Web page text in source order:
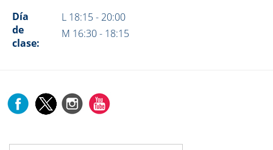
Día
de
clase:
L 18:15 - 20:00
M 16:30 - 18:15